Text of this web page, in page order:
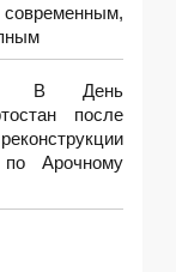
В День
после
Арочному